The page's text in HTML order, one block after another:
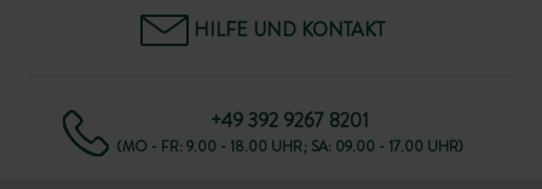
HILFE UND KONTAKT
+49 392 9267 8201
(MO - FR: 9.00 - 18.00 UHR; SA: 09.00 - 17.00 UHR)